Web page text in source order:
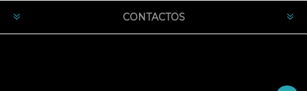
CONTACTOS